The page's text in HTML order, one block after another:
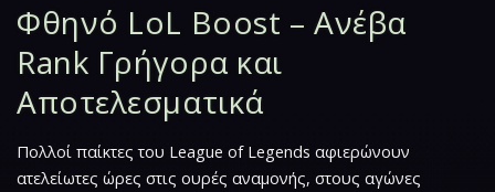
Φθηνό LoL Boost – Ανέβα
Rank Γρήγορα και
Αποτελεσματικά
Πολλοί παίκτες του League of Legends αφιερώνουν
ατελείωτες ώρες στις ουρές αναμονής, στους αγώνες